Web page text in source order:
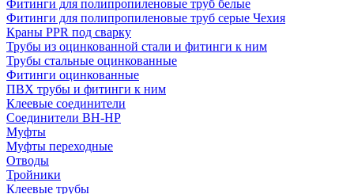
Фитинги для полипропиленовые труб белые
Фитинги для полипропиленовые труб серые Чехия
Краны PPR под сварку
Трубы из оцинкованной стали и фитинги к ним
Трубы стальные оцинкованные
Фитинги оцинкованные
ПВХ трубы и фитинги к ним
Клеевые соединители
Соединители ВН-НР
Муфты
Муфты переходные
Отводы
Тройники
Клеевые трубы